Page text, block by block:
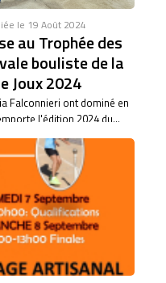
le 19 Août 2024
au Trophée des
bouliste de la
Joux 2024
Falconnieri ont dominé en
l'édition 2024 du...